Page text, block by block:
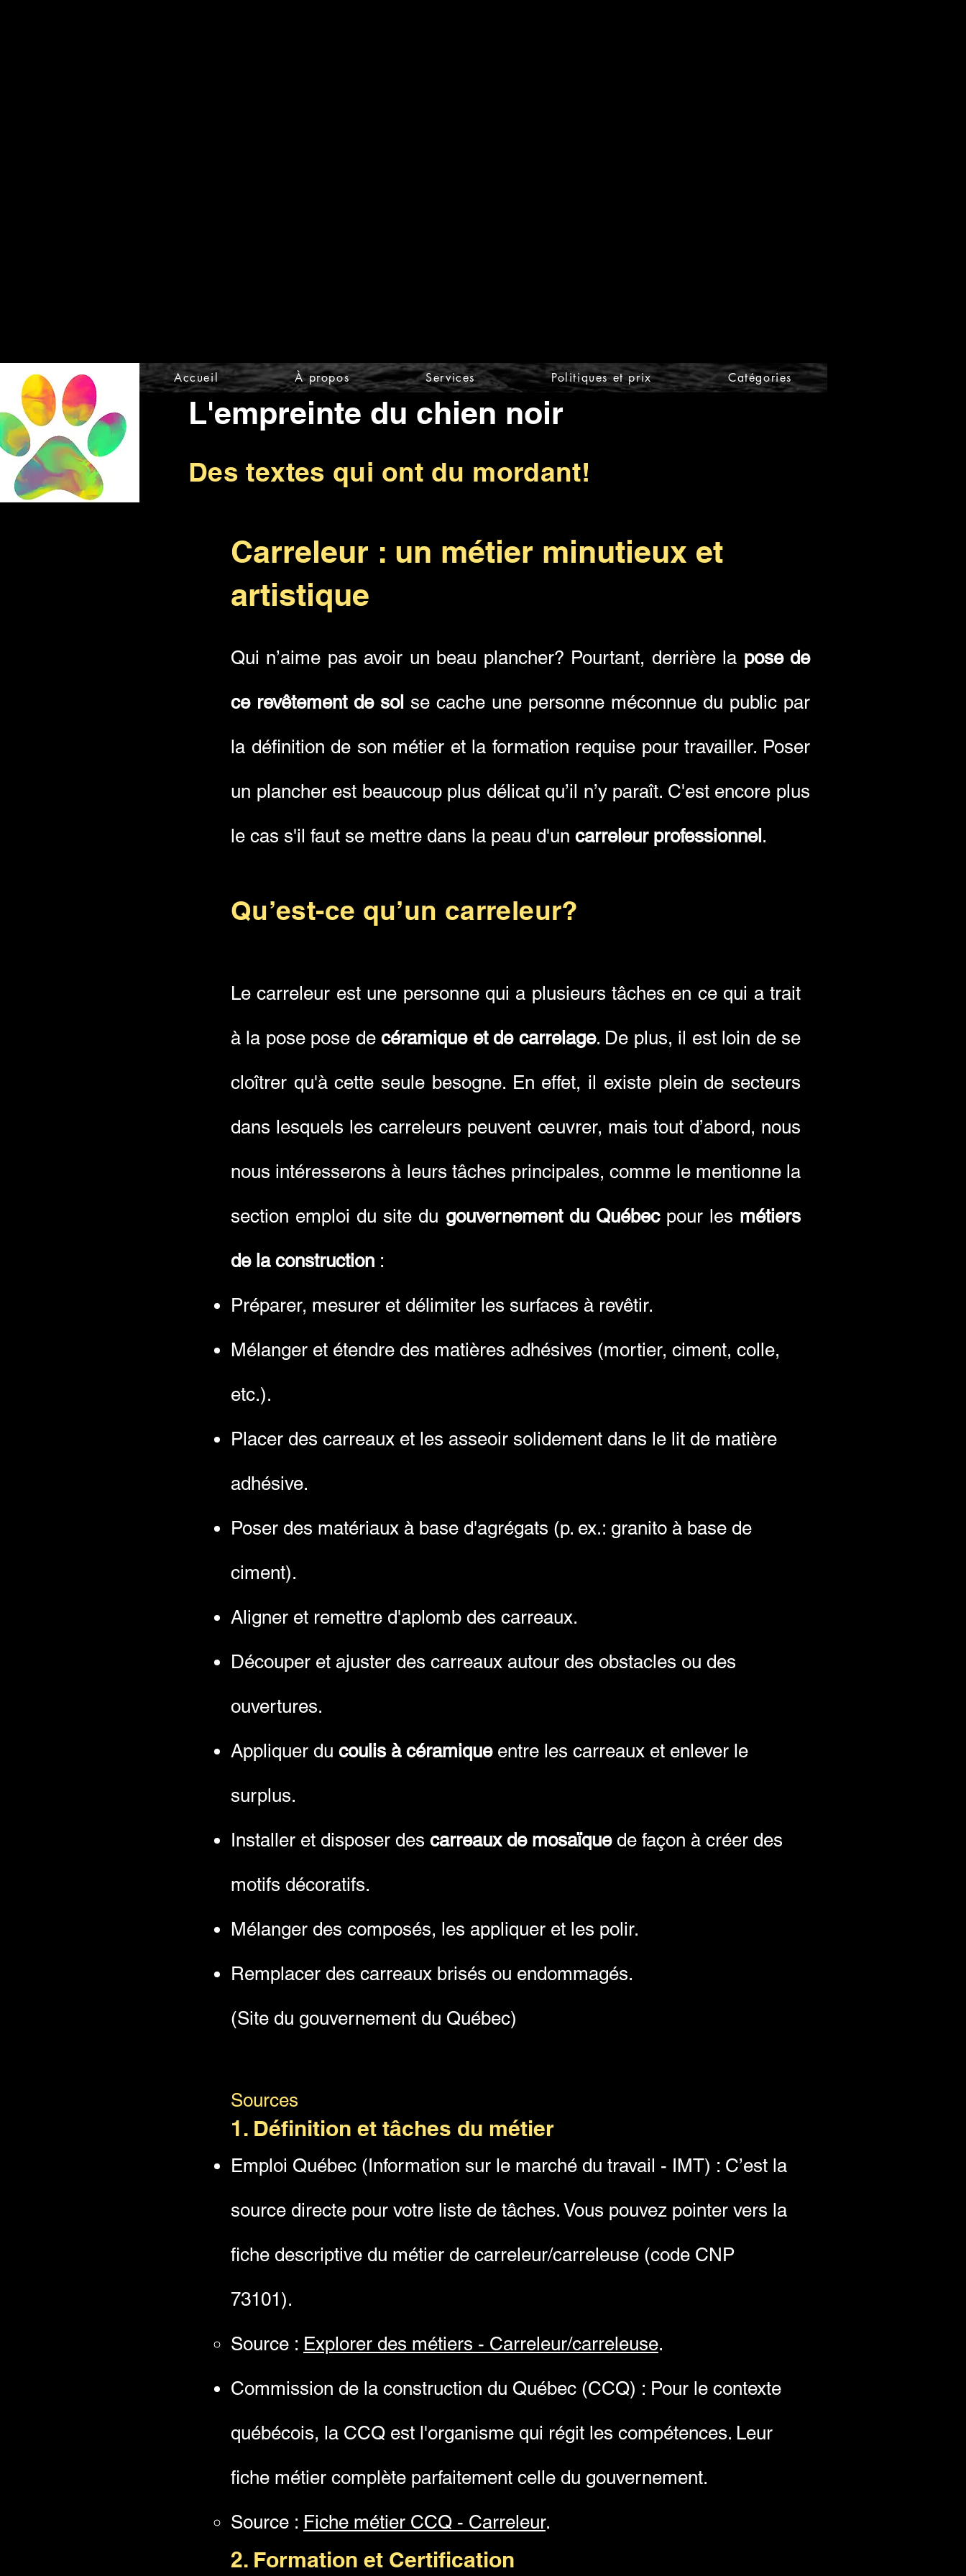
Accueil À propos Services Politiques et prix Catégories
L'empreinte du chien noir
Des textes qui ont du mordant!
Carreleur : un métier minutieux et
artistique
Qui n’aime pas avoir un beau plancher? Pourtant, derrière la pose de
ce revêtement de sol se cache une personne méconnue du public par
la définition de son métier et la formation requise pour travailler. Poser
un plancher est beaucoup plus délicat qu’il n’y paraît. C'est encore plus
le cas s'il faut se mettre dans la peau d'un carreleur professionnel .
Qu’est-ce qu’un carreleur?
Le carreleur est une personne qui a plusieurs tâches en ce qui a trait
à la pose pose decéramique et de carrelage. De plus, il est loin de se
cloîtrer qu'à cette seule besogne. En effet, il existe plein de secteurs
dans lesquels les carreleurs peuvent œuvrer, mais tout d’abord, nous
nous intéresserons à leurs tâches principales, comme le mentionne la
section emploi du site du gouvernement du Québecpour les métiers
de la construction :
Préparer, mesurer et délimiter les surfaces à revêtir.
Mélanger et étendre des matières adhésives (mortier, ciment, colle,
etc.).
Placer des carreaux et les asseoir solidement dans le lit de matière
adhésive.
Poser des matériaux à base d'agrégats (p. ex.: granito à base de
ciment).
Aligner et remettre d'aplomb des carreaux.
Découper et ajuster des carreaux autour des obstacles ou des
ouvertures.
Appliquer du coulis à céramiqueentre les carreaux et enlever le
surplus.
Installer et disposer des carreaux de mosaïquede façon à créer des
motifs décoratifs.
Mélanger des composés, les appliquer et les polir.
Remplacer des carreaux brisés ou endommagés.
(Site du gouvernement du Québec)
Sources
1. Définition et tâches du métier
Emploi Québec (Information sur le marché du travail - IMT) : C’est la
source directe pour votre liste de tâches. Vous pouvez pointer vers la
fiche descriptive du métier de carreleur/carreleuse (code CNP
73101).
Source : Explorer des métiers - Carreleur/carreleuse.
Commission de la construction du Québec (CCQ) : Pour le contexte
québécois, la CCQ est l'organisme qui régit les compétences. Leur
fiche métier complète parfaitement celle du gouvernement.
Source : Fiche métier CCQ - Carreleur.
2. Formation et Certification